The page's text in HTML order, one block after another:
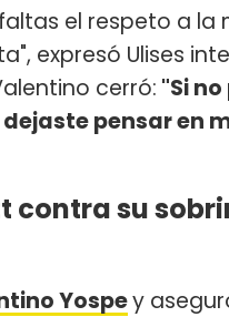
el respeto a la
expresó Ulises
cerró: "Si
pensar en
contra su
Yospey